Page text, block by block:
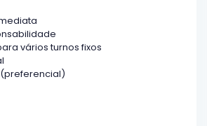
vários turnos fixos